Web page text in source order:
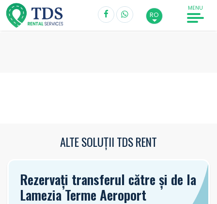
RO
MENU
Returnare*
Dată returnare Oră
ALTE SOLUȚII TDS RENT
Rezervați transferul către și de la
Lamezia Terme Aeroport